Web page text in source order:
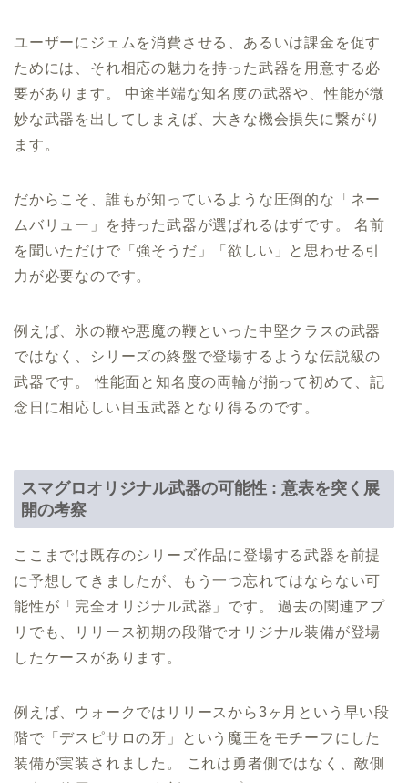
ユーザーにジェムを消費させる、あるいは課金を促す
ためには、それ相応の魅力を持った武器を用意する必
要があります。 中途半端な知名度の武器や、性能が微
妙な武器を出してしまえば、大きな機会損失に繋がり
ます。
だからこそ、誰もが知っているような圧倒的な「ネー
ムバリュー」を持った武器が選ばれるはずです。 名前
を聞いただけで「強そうだ」「欲しい」と思わせる引
力が必要なのです。
例えば、氷の鞭や悪魔の鞭といった中堅クラスの武器
ではなく、シリーズの終盤で登場するような伝説級の
武器です。 性能面と知名度の両輪が揃って初めて、記
念日に相応しい目玉武器となり得るのです。
スマグロオリジナル武器の可能性 : 意表を突く展
開の考察
ここまでは既存のシリーズ作品に登場する武器を前提
に予想してきましたが、もう一つ忘れてはならない可
能性が「完全オリジナル武器」です。 過去の関連アプ
リでも、リリース初期の段階でオリジナル装備が登場
したケースがあります。
例えば、ウォークではリリースから3ヶ月という早い段
階で「デスピサロの牙」という魔王をモチーフにした
装備が実装されました。 これは勇者側ではなく、敵側